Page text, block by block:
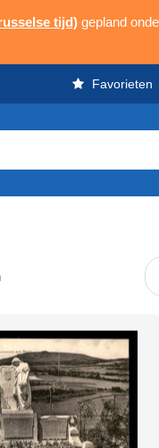
tijd) gepland
Favorieten